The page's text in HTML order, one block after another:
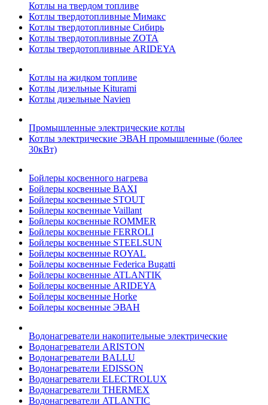
Котлы на твердом топливе
Котлы твердотопливные Мимакс
Котлы твердотопливные Сибирь
Котлы твердотопливные ZOTA
Котлы твердотопливные ARIDEYA
Котлы на жидком топливе
Котлы дизельные Kiturami
Котлы дизельные Navien
Промышленные электрические котлы
Котлы электрические ЭВАН промышленные (более
30кВт)
Бойлеры косвенного нагрева
Бойлеры косвенные BAXI
Бойлеры косвенные STOUT
Бойлеры косвенные Vaillant
Бойлеры косвенные ROMMER
Бойлеры косвенные FERROLI
Бойлеры косвенные STEELSUN
Бойлеры косвенные ROYAL
Бойлеры косвенные Federica Bugatti
Бойлеры косвенные ATLANTIK
Бойлеры косвенные ARIDEYA
Бойлеры косвенные Horke
Бойлеры косвенные ЭВАН
Водонагреватели накопительные электрические
Водонагреватели ARISTON
Водонагреватели BALLU
Водонагреватели EDISSON
Водонагреватели ELECTROLUX
Водонагреватели THERMEX
Водонагреватели ATLANTIC